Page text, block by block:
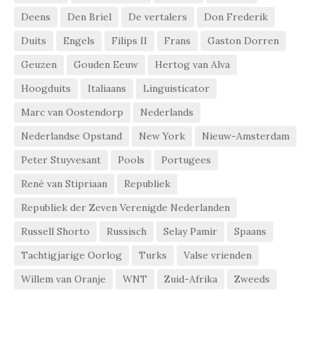
Deens
Den Briel De vertalers
Don Frederik
Duits
Engels Filips II Frans
Gaston Dorren
Geuzen
Gouden Eeuw
Hertog van Alva
Hoogduits
Italiaans
Linguisticator
Marc van Oostendorp
Nederlands
Nederlandse Opstand
New York
Nieuw-Amsterdam
Peter Stuyvesant
Pools
Portugees
René van Stipriaan
Republiek
Republiek der Zeven Verenigde Nederlanden
Russell Shorto
Russisch Selay Pamir
Spaans
Tachtigjarige Oorlog
Turks
Valse vrienden
Willem van Oranje
WNT Zuid-Afrika Zweeds